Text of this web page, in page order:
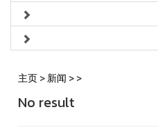
主页>新闻 >>
No result